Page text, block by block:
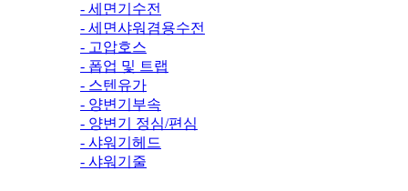
- 세면기수전
- 세면샤워겸용수전
- 고압호스
- 폽업 및 트랩
- 스텐유가
- 양변기부속
- 양변기 정심/편심
- 샤워기헤드
- 샤워기줄